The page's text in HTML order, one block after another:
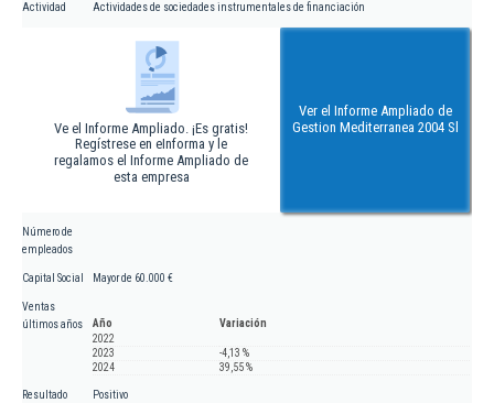
Actividad Actividades de sociedades instrumentales de financiación
Ve el Informe Ampliado. ¡Es gratis!
Regístrese en eInforma y le
regalamos el Informe Ampliado de
esta empresa
Ver el Informe Ampliado de
Gestion Mediterranea 2004 Sl
Número de
empleados
Capital Social Mayor de 60.000 €
Ventas
últimos años
Año
Variación
2022
2023
-4,13 %
2024
39,55 %
Resultado
Positivo